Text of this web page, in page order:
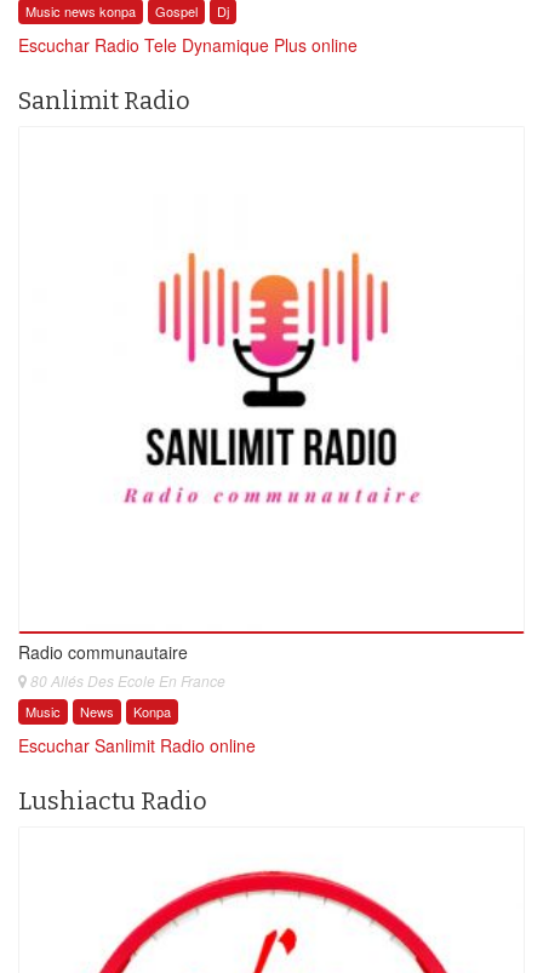
Music news konpa Gospel Dj
Escuchar Radio Tele Dynamique Plus online
Sanlimit Radio
Radio communautaire
80 Allés Des Ecole En France
Music News Konpa
Escuchar Sanlimit Radio online
Lushiactu Radio